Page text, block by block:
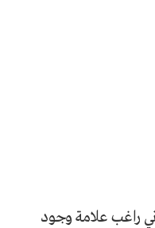
راغب علامة وجود